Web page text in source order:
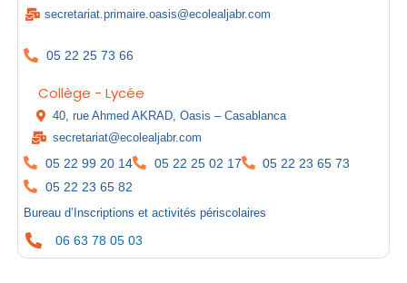
secretariat.primaire.oasis@ecolealjabr.com
05 22 25 73 66
Collège - Lycée
40, rue Ahmed AKRAD, Oasis – Casablanca
secretariat@ecolealjabr.com
05 22 99 20 14 05 22 25 02 17
05 22 23 65 73
05 22 23 65 82
Bureau d’Inscriptions et activités périscolaires
06 63 78 05 03